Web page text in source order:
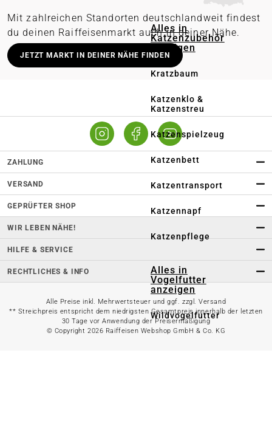
Alles in
Katzenzubehör
anzeigen
Kratzbaum
Katzenklo &
Katzenstreu
Katzenspielzeug
Katzenbett
Katzentransport
Katzennapf
Katzenpflege
Alles in
Vogelfutter
anzeigen
Wildvogelfutter
Mit zahlreichen Standorten deutschlandweit findest
du deinen Raiffeisenmarkt auch in deiner Nähe.
Deutschlandweit stationäre Märkte
Lieferung in deinen Wunschmarkt
Online bestellen – regional abholen
JETZT MARKT IN DEINER NÄHE FINDEN
ZAHLUNG
VERSAND
GEPRÜFTER SHOP
WIR LEBEN NÄHE!
HILFE & SERVICE
RECHTLICHES & INFO
Alle Preise inkl. Mehrwertsteuer und ggf. zzgl. Versand
** Streichpreis entspricht dem niedrigsten Gesamtpreis innerhalb der letzten
30 Tage vor Anwendung der Preisermäßigung
© Copyright 2026 Raiffeisen Webshop GmbH & Co. KG